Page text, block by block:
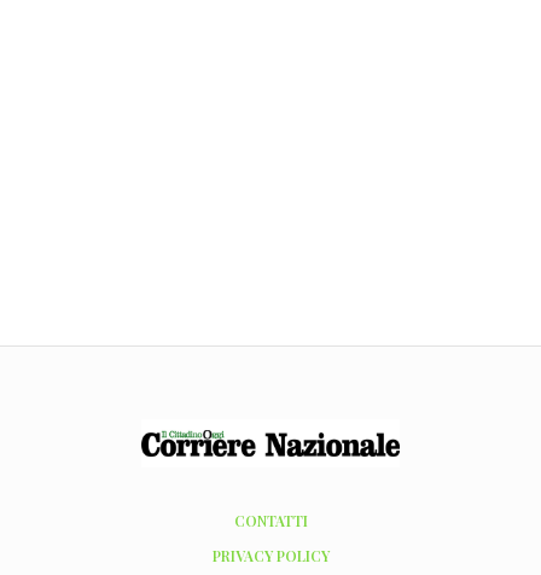
CONTATTI
PRIVACY POLICY